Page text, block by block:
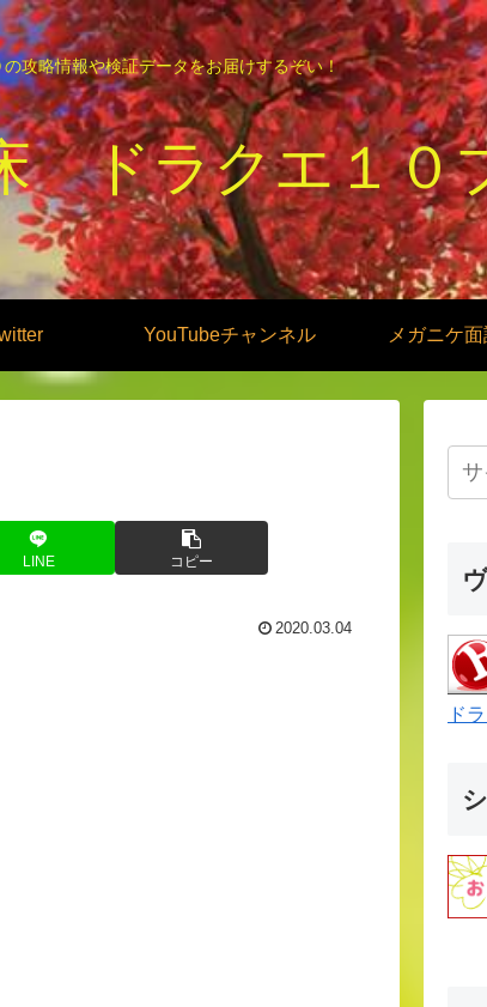
の攻略情報や検証データをお届けするぞい！
ドラクエ１０
YouTubeチャンネル メガニケ面
LINE コピー
2020.03.04
ド